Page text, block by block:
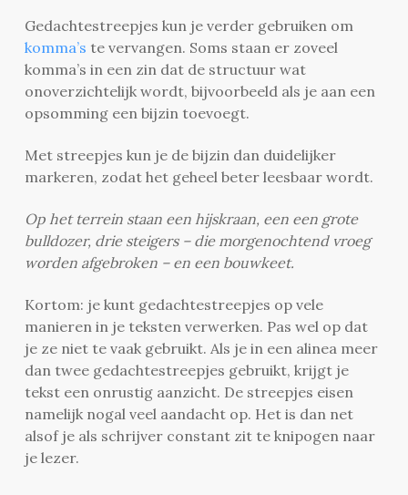
Gedachtestreepjes kun je verder gebruiken om
komma’s te vervangen. Soms staan er zoveel
komma’s in een zin dat de structuur wat
onoverzichtelijk wordt, bijvoorbeeld als je aan een
opsomming een bijzin toevoegt.
Met streepjes kun je de bijzin dan duidelijker
markeren, zodat het geheel beter leesbaar wordt.
Op het terrein staan een hijskraan, een een grote
bulldozer, drie steigers – die morgenochtend vroeg
worden afgebroken – en een bouwkeet.
Kortom: je kunt gedachtestreepjes op vele
manieren in je teksten verwerken. Pas wel op dat
je ze niet te vaak gebruikt. Als je in een alinea meer
dan twee gedachtestreepjes gebruikt, krijgt je
tekst een onrustig aanzicht. De streepjes eisen
namelijk nogal veel aandacht op. Het is dan net
alsof je als schrijver constant zit te knipogen naar
je lezer.